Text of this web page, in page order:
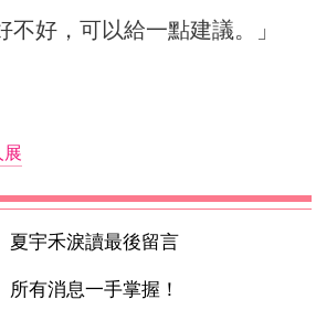
不好，可以給一點建議。」
展
宇禾淚讀最後留言
有消息一手掌握！